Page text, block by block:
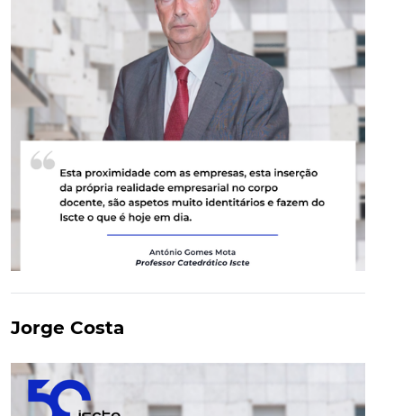
Jorge Costa